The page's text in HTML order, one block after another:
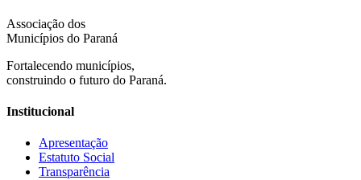
Associação dos
Municípios do Paraná
Fortalecendo municípios,
construindo o futuro do Paraná.
Institucional
Apresentação
Estatuto Social
Transparência